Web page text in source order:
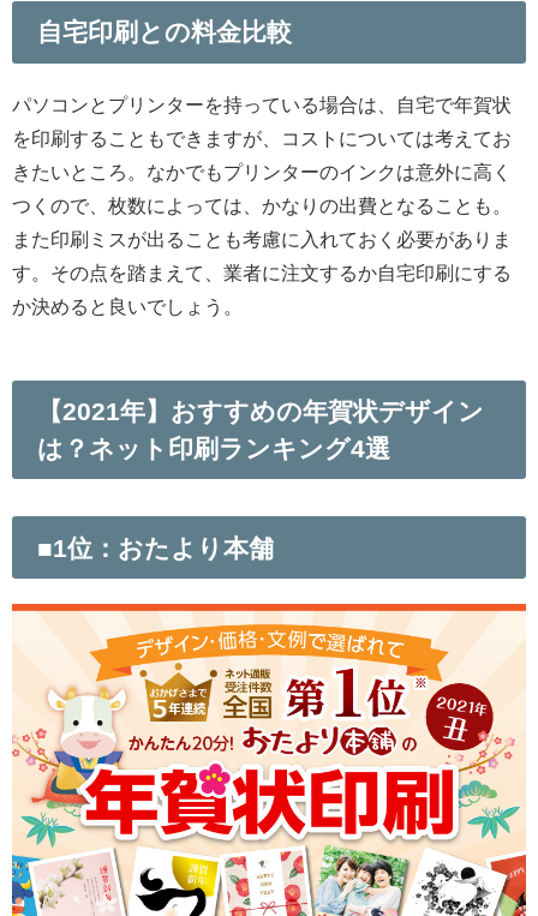
自宅印刷との料金比較
パソコンとプリンターを持っている場合は、自宅で年賀状
を印刷することもできますが、コストについては考えてお
きたいところ。なかでもプリンターのインクは意外に高く
つくので、枚数によっては、かなりの出費となることも。
また印刷ミスが出ることも考慮に入れておく必要がありま
す。その点を踏まえて、業者に注文するか自宅印刷にする
か決めると良いでしょう。
【2021年】おすすめの年賀状デザイン
は？ネット印刷ランキング4選
■1位：おたより本舗